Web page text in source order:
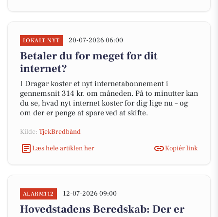
LOKALT NYT 20-07-2026 06:00
Betaler du for meget for dit
internet?
I Dragør koster et nyt internetabonnement i
gennemsnit 314 kr. om måneden. På to minutter kan
du se, hvad nyt internet koster for dig lige nu – og
om der er penge at spare ved at skifte.
Kilde: TjekBredbånd
Læs hele artiklen her
Kopiér link
ALARM112 12-07-2026 09:00
Hovedstadens Beredskab: Der er